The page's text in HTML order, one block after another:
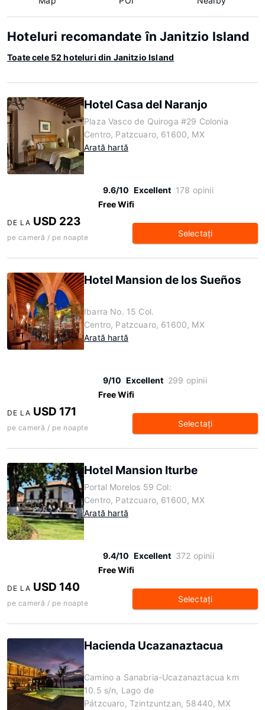
Hoteluri recomandate în Janitzio Island
Toate cele 52 hoteluri din Janitzio Island
Hotel Casa del Naranjo
Plaza Vasco de Quiroga #29 Colonia
Centro, Patzcuaro, 61600, MX
Arată hartă
9.6/10 Excellent 178 opinii
Free Wifi
DE LA USD 223
pe cameră / pe noapte Selectaţi
Hotel Mansion de los Sueños
Ibarra No. 15 Col.
Centro, Patzcuaro, 61600, MX
Arată hartă
9/10 Excellent 299 opinii
Free Wifi
DE LA USD 171
pe cameră / pe noapte Selectaţi
Hotel Mansion Iturbe
Portal Morelos 59 Col:
Centro, Patzcuaro, 61600, MX
Arată hartă
9.4/10 Excellent 372 opinii
Free Wifi
DE LA USD 140
pe cameră / pe noapte Selectaţi
Hacienda Ucazanaztacua
Camino a Sanabria-Ucazanaztacua km
10.5 s/n, Lago de
Pátzcuaro, Tzintzuntzan, 58440, MX